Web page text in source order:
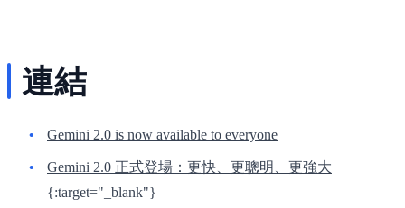
連結
Gemini 2.0 is now available to everyone
Gemini 2.0 正式登場：更快、更聰明、更強大
{:target="_blank"}